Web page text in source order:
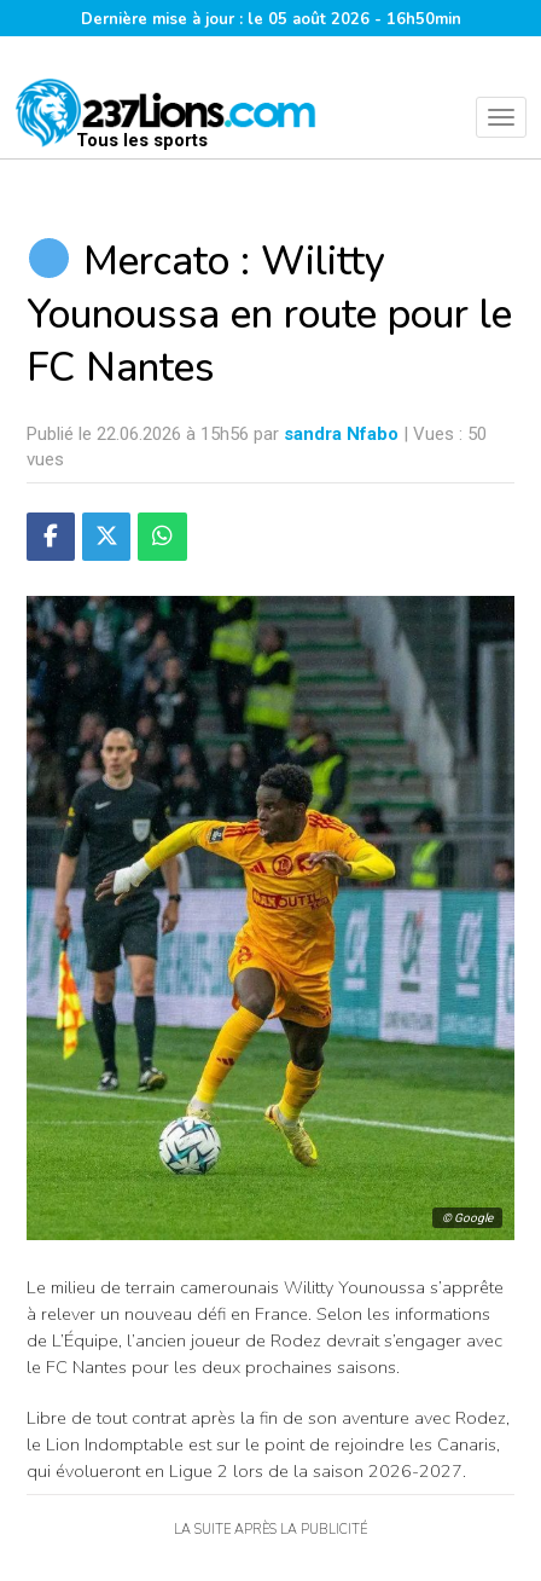
Dernière mise à jour : le 05 août 2026 - 16h50min
Tous les sports
Mercato : Wilitty
Younoussa en route pour le
FC Nantes
Publié le 22.06.2026 à 15h56 par sandra Nfabo | Vues : 50
vues
© Google
Le milieu de terrain camerounais Wilitty Younoussa s’apprête
à relever un nouveau défi en France. Selon les informations
de L’Équipe, l’ancien joueur de Rodez devrait s’engager avec
le FC Nantes pour les deux prochaines saisons.
Libre de tout contrat après la fin de son aventure avec Rodez,
le Lion Indomptable est sur le point de rejoindre les Canaris,
qui évolueront en Ligue 2 lors de la saison 2026-2027.
LA SUITE APRÈS LA PUBLICITÉ